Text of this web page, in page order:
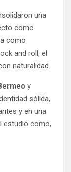
una
como
como
and roll, el
naturalidad.
y
sólida,
y en una
estudio como,